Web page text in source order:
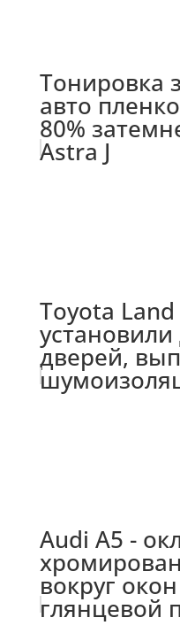
Тонировка
авто
80%
Astra J
Toyota
дверей,
Audi A5 -
вокруг
глянцевой